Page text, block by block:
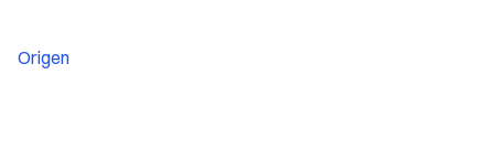
Origen